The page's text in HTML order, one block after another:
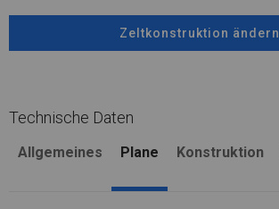
Zeltkonstruktion ändern
Technische Daten
Allgemeines Plane Konstruktion